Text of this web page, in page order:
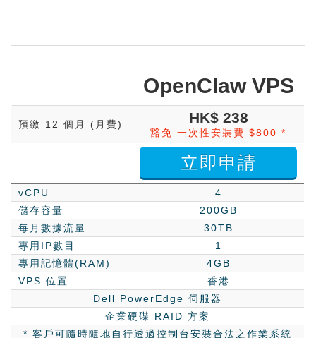
OpenClaw VPS
預繳 12 個月 (月費) HK$ 238
豁免 一次性安裝費 $800 *
立即申請
vCPU
4
儲存容量
200GB
每月數據流量
30TB
專用IP數目
1
專用記憶體(RAM)
4GB
VPS 位置
香港
Dell PowerEdge 伺服器
企業硬碟 RAID 方案
* 客戶可隨時隨地自行透過控制台安裝合法之作業系統